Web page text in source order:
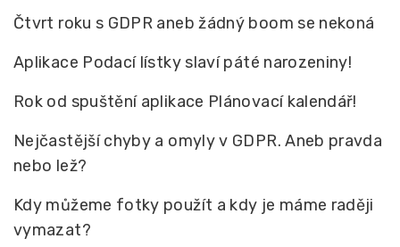
Čtvrt roku s GDPR aneb žádný boom se nekoná
Aplikace Podací lístky slaví páté narozeniny!
Rok od spuštění aplikace Plánovací kalendář!
Nejčastější chyby a omyly v GDPR. Aneb pravda
nebo lež?
Kdy můžeme fotky použít a kdy je máme raději
vymazat?